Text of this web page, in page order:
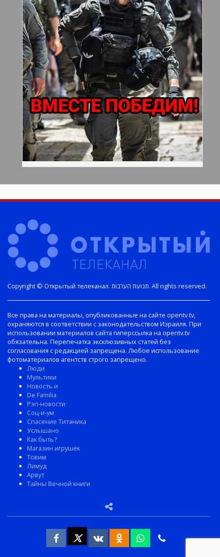
Copyright © Открытый телеканал. תנועת הערבות. All rights reserved.
Все права на материалы, опубликованные на сайте opentv.tv,
охраняются в соответствии с законодательством Израиля. При
использовании материалов сайта гиперссылка на opentv.tv
обязательна. Перепечатка эксклюзивных статей без
согласования с редакцией запрещена. Любое использование
фотоматериалов агентств строго запрещено.
Люди
Мультики
Новость и
De Familia
Рэп-новости
Соц-и-ум
Спасение Титаника
Услышано
Как быть?
Магазин игрушек
Товим
Лимуд
Арвут
Тайны Вечной книги